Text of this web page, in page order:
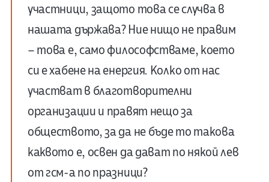
участници, защото това се случва в
нашата държава? Ние нищо не правим
– това е, само философстваме, което
си е хабене на енергия. Колко от нас
участват в благотворителни
организации и правят нещо за
обществото, за да не бъде то такова
каквото е, освен да дават по някой лев
от гсм-а по празници?